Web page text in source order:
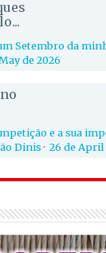
Setembro da
de 2026
e a sua
Dinis·26 de April